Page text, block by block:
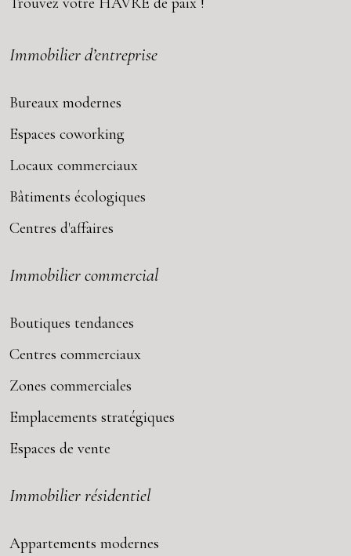
Immobilier d’entreprise
Bureaux modernes
Espaces coworking
Locaux commerciaux
Bâtiments écologiques
Centres d'affaires
Immobilier commercial
Boutiques tendances
Centres commerciaux
Zones commerciales
Emplacements stratégiques
Espaces de vente
Immobilier résidentiel
Appartements modernes